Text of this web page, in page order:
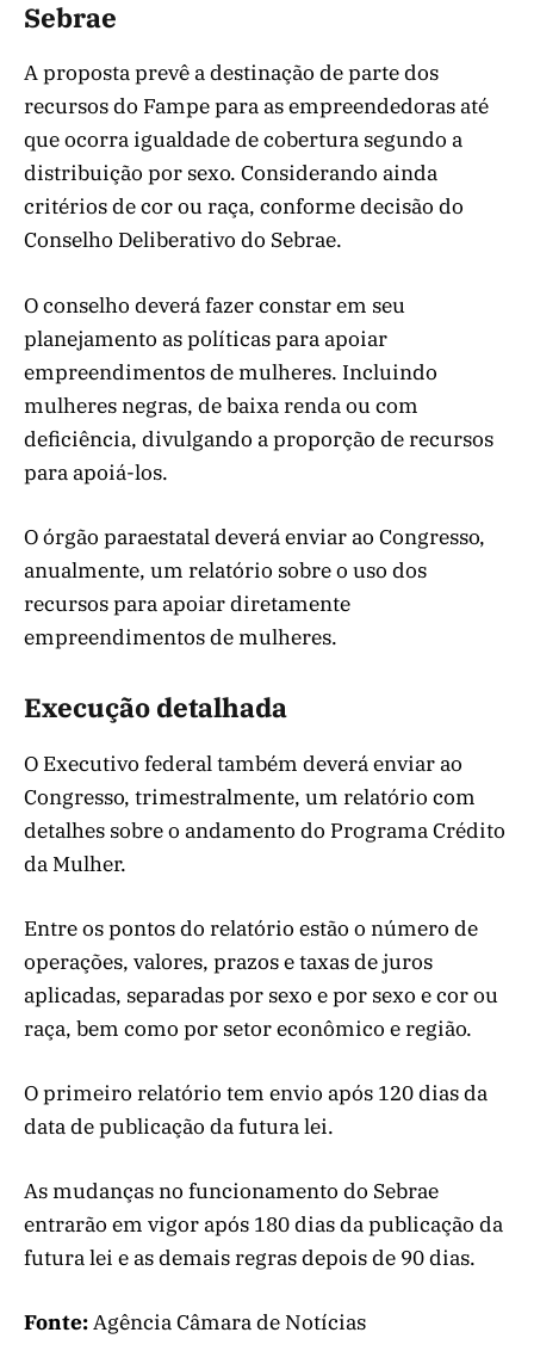
Sebrae
A proposta prevê a destinação de parte dos
recursos do Fampe para as empreendedoras até
que ocorra igualdade de cobertura segundo a
distribuição por sexo. Considerando ainda
critérios de cor ou raça, conforme decisão do
Conselho Deliberativo do Sebrae.
O conselho deverá fazer constar em seu
planejamento as políticas para apoiar
empreendimentos de mulheres. Incluindo
mulheres negras, de baixa renda ou com
deficiência, divulgando a proporção de recursos
para apoiá-los.
O órgão paraestatal deverá enviar ao Congresso,
anualmente, um relatório sobre o uso dos
recursos para apoiar diretamente
empreendimentos de mulheres.
Execução detalhada
O Executivo federal também deverá enviar ao
Congresso, trimestralmente, um relatório com
detalhes sobre o andamento do Programa Crédito
da Mulher.
Entre os pontos do relatório estão o número de
operações, valores, prazos e taxas de juros
aplicadas, separadas por sexo e por sexo e cor ou
raça, bem como por setor econômico e região.
O primeiro relatório tem envio após 120 dias da
data de publicação da futura lei.
As mudanças no funcionamento do Sebrae
entrarão em vigor após 180 dias da publicação da
futura lei e as demais regras depois de 90 dias.
Fonte:Agência Câmara de Notícias